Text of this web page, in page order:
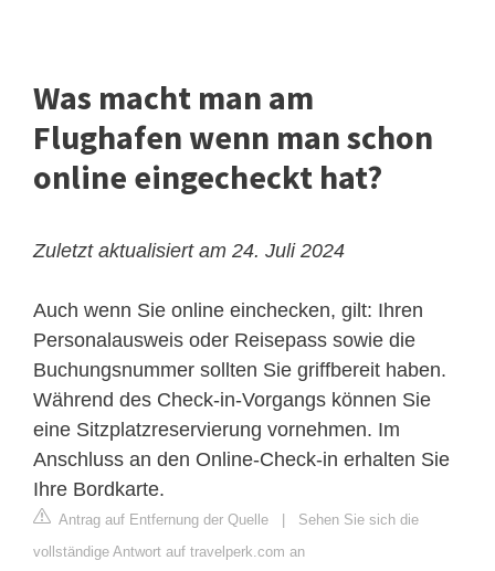
Was macht man am
Flughafen wenn man schon
online eingecheckt hat?
Zuletzt aktualisiert am 24. Juli 2024
Auch wenn Sie online einchecken, gilt: Ihren
Personalausweis oder Reisepass sowie die
Buchungsnummer sollten Sie griffbereit haben.
Während des Check-in-Vorgangs können Sie
eine Sitzplatzreservierung vornehmen. Im
Anschluss an den Online-Check-in erhalten Sie
Ihre Bordkarte.
Antrag auf Entfernung der Quelle
Sehen Sie sich die
vollständige Antwort auf travelperk.com an